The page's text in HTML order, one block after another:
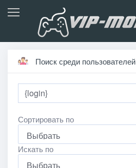
Поиск среди пользователей
Сортировать по
Искать по